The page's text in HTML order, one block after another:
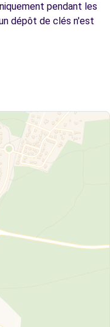
pendant les
dépôt de clés n'est